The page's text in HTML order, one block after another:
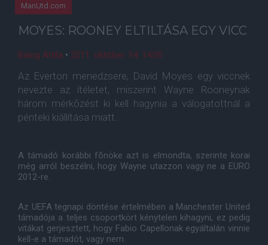
ManUtd.com
MOYES: ROONEY ELTILTÁSA EGY VICC
Balog Attila • 2011. október. 14. 14:00
Az Everton menedzsere, David Moyes egy viccnek
nevezte az ítéletet, miszerint Wayne Rooneynak
három mérkõzést ki kell hagynia a válogatottnál a
pénteki kiállítása miatt.
A támadó korábbi fõnöke azt is elmondta, szerinte korai
még arról beszélni, hogy Wayne utazzon vagy ne a EURO
2012-re.
Az UEFA tegnapi döntése értelmében a Manchester United
támadója a teljes csoportkört kénytelen kihagyni, ez pedig
vitákat gerjesztett, hogy Fabio Capellonak egyáltalán vinnie
kell-e a támadót, vagy nem.